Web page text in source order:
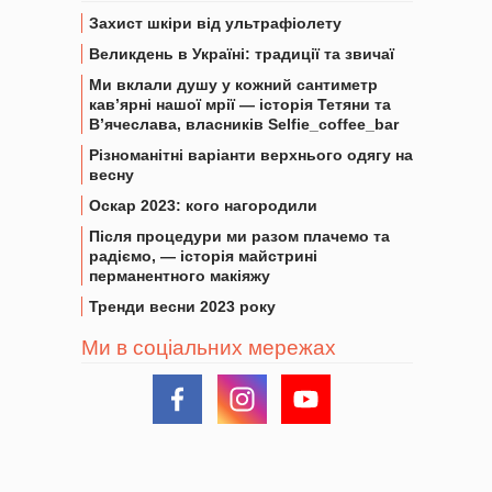
Захист шкіри від ультрафіолету
Великдень в Україні: традиції та звичаї
Ми вклали душу у кожний сантиметр
кав’ярні нашої мрії — історія Тетяни та
В’ячеслава, власників Selfie_coffee_bar
Різноманітні варіанти верхнього одягу на
весну
Оскар 2023: кого нагородили
Після процедури ми разом плачемо та
радіємо, — історія майстрині
перманентного макіяжу
Тренди весни 2023 року
Ми в соціальних мережах